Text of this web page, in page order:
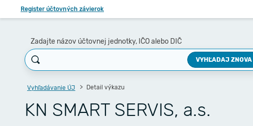
Register účtovných závierok
Zadajte názov účtovnej jednotky, IČO alebo DIČ
VYHĽADAJ ZNOVA
Vyhľadávanie ÚJ Detail výkazu
KN SMART SERVIS, a.s.